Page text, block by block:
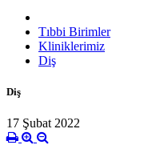
Tıbbi Birimler
Kliniklerimiz
Diş
Diş
17 Şubat 2022